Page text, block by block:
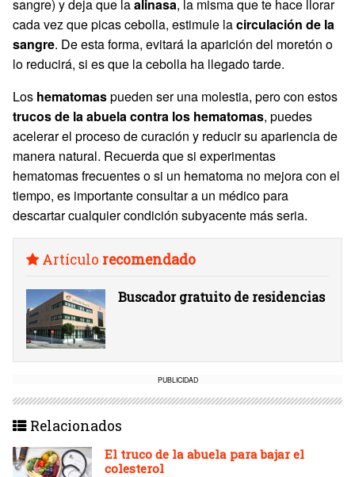
sangre) y deja que laalinasa, la misma que te hace llorar
cada vez que picas cebolla, estimule lacirculación de la
sangre. De esta forma, evitará la aparición del moretón o
lo reducirá, si es que la cebolla ha llegado tarde.
Los hematomaspueden ser una molestia, pero con estos
trucos de la abuela contra los hematomas, puedes
acelerar el proceso de curación y reducir su apariencia de
manera natural. Recuerda que si experimentas
hematomas frecuentes o si un hematoma no mejora con el
tiempo, es importante consultar a un médico para
descartar cualquier condición subyacente más seria.
Artículo recomendado
Buscador gratuito de residencias
PUBLICIDAD
Relacionados
El truco de la abuela para bajar el
colesterol